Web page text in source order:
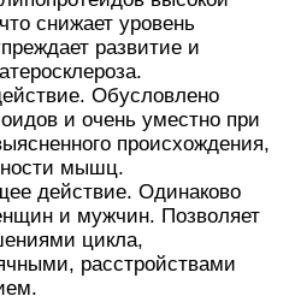
снижает уровень
развитие и
Обусловлено
и очень уместно при
происхождения,
мышц.
действие. Одинаково
и мужчин. Позволяет
цикла,
расстройствами